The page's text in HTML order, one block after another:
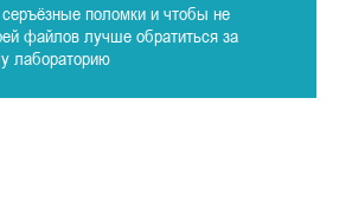
поломки и чтобы не
файлов лучше обратиться за
лабораторию